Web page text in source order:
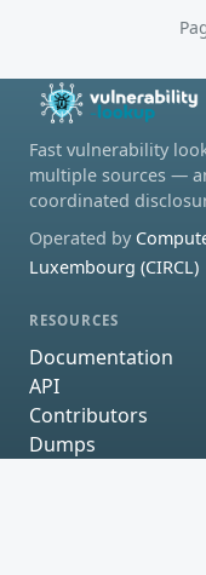
Fast vulnerability
multiple sources —
coordinated
Operated by
Luxembourg (CIRCL)
RESOURCES
Documentation
API
Contributors
Dumps